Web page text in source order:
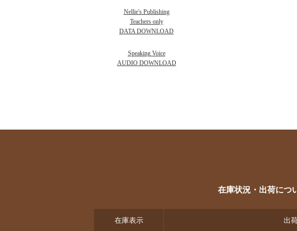
Nellie's Publishing
Teachers only
DATA DOWNLOAD
Speaking Voice
AUDIO DOWNLOAD
在庫状況・出荷につ
在庫表示 出